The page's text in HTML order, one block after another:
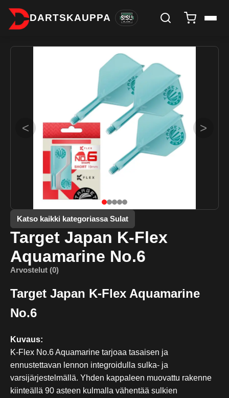
DARTSKAUPPA
< >
Katso kaikki kategoriassa Sulat
Target Japan K-Flex
Aquamarine No.6
Arvostelut (0)
Target Japan K-Flex Aquamarine
No.6
Kuvaus:
K-Flex No.6 Aquamarine tarjoaa tasaisen ja
ennustettavan lennon integroidulla sulka- ja
varsijärjestelmällä. Yhden kappaleen muovattu rakenne
kiinteällä 90 asteen kulmalla vähentää sulkien